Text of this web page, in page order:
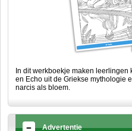
In dit werkboekje maken
en Echo uit de Griekse mythologie
narcis als bloem.
Advertentie